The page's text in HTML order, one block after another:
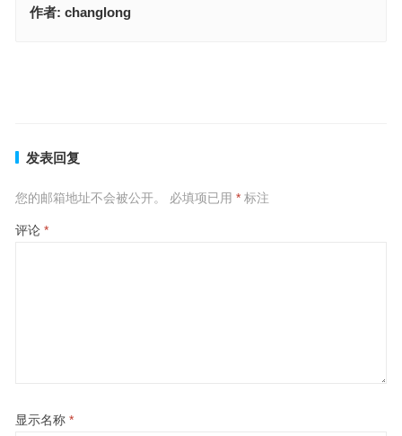
作者: changlong
发表回复
您的邮箱地址不会被公开。 必填项已用 *标注
评论 *
显示名称 *